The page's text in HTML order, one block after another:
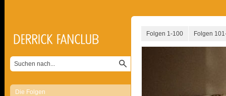
Die Folgen
Folgen 1-100 Folgen